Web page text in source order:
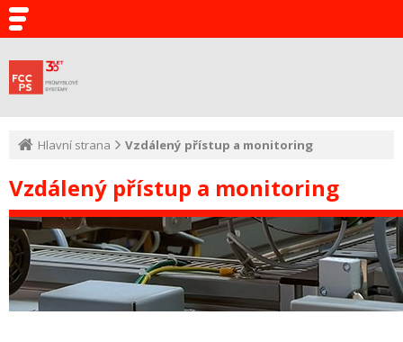
Hlavní strana Vzdálený přístup a monitoring
Vzdálený přístup a monitoring